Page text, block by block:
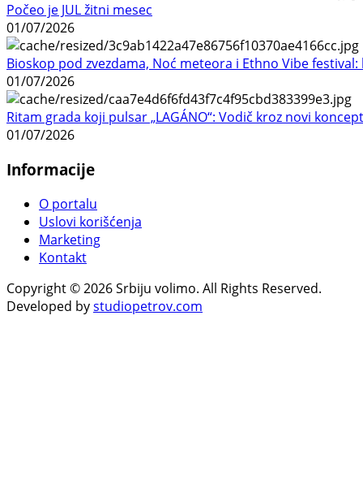
Počeo je JUL žitni mesec
01/07/2026
Bioskop pod zvezdama, Noć meteora i Ethno Vibe
01/07/2026
Ritam grada koji pulsar „LAGÁNO“: Vodič kroz novi
01/07/2026
Informacije
O portalu
Uslovi korišćenja
Marketing
Kontakt
Copyright © 2026 Srbiju volimo. All Rights Reserved.
Developed bystudiopetrov.com